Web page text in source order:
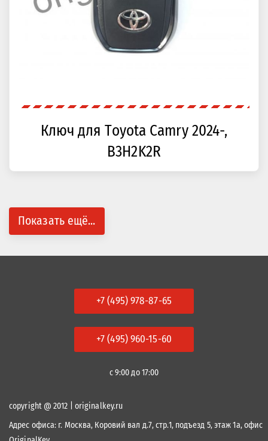
Ключ для Toyota Camry 2024-,
B3H2K2R
Показать ещё...
+7 (495) 978-87-65
+7 (495) 960-15-60
с 9:00 до 17:00
copyright @ 2012 | originalkey.ru
Адрес офиса: г. Москва, Коровий вал д.7, стр.1, подъезд 5, этаж 1а, офис